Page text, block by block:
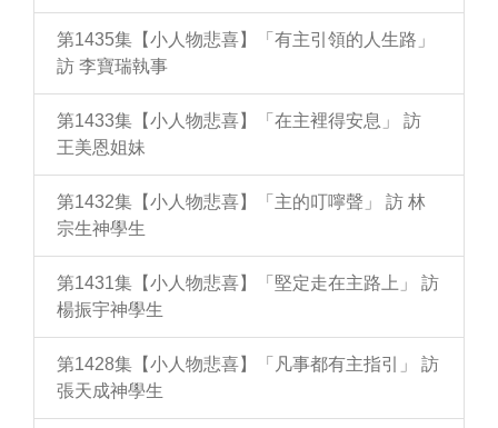
第1435集【小人物悲喜】「有主引領的人生路」
訪 李寶瑞執事
第1433集【小人物悲喜】「在主裡得安息」 訪
王美恩姐妹
第1432集【小人物悲喜】「主的叮嚀聲」 訪 林
宗生神學生
第1431集【小人物悲喜】「堅定走在主路上」 訪
楊振宇神學生
第1428集【小人物悲喜】「凡事都有主指引」 訪
張天成神學生